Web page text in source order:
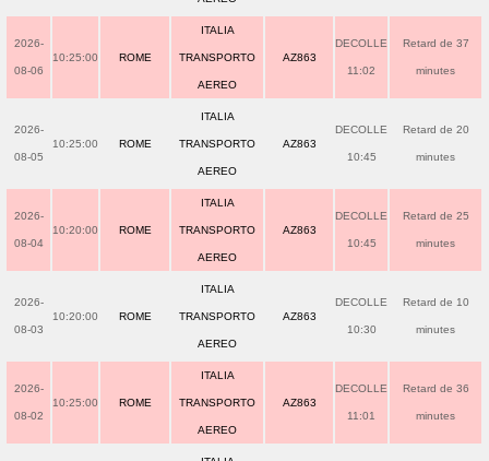
2026-
08-06
10:25:00 ROME
ITALIA
TRANSPORTO
AEREO
AZ863
DECOLLE
11:02
Retard de 37
minutes
2026-
08-05
10:25:00 ROME
ITALIA
TRANSPORTO
AEREO
AZ863
DECOLLE
10:45
Retard de 20
minutes
2026-
08-04
10:20:00 ROME
ITALIA
TRANSPORTO
AEREO
AZ863
DECOLLE
10:45
Retard de 25
minutes
2026-
08-03
10:20:00 ROME
ITALIA
TRANSPORTO
AEREO
AZ863
DECOLLE
10:30
Retard de 10
minutes
2026-
08-02
10:25:00 ROME
ITALIA
TRANSPORTO
AEREO
AZ863
DECOLLE
11:01
Retard de 36
minutes